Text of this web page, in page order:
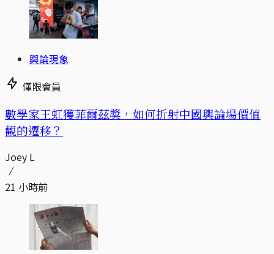
輿論現象
僅限會員
數學家王虹獲菲爾茲獎，如何折射中國輿論場價值
觀的遷移？
Joey L
21 小時前